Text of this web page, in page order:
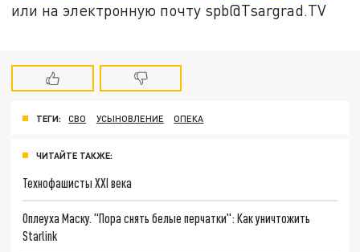
или на электронную почту spb@Tsargrad.TV
ТЕГИ: СВО УСЫНОВЛЕНИЕ ОПЕКА
ЧИТАЙТЕ ТАКЖЕ:
Технофашисты XXI века
Оплеуха Маску. "Пора снять белые перчатки": Как уничтожить
Starlink